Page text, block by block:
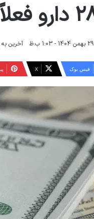
29 بهمن 1404 - 1:03 ب.ظ آخرین به روز
فیس بوک X